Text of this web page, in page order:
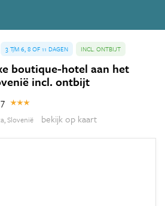
3 T/M 6, 8 OF 11 DAGEN INCL. ONTBIJT
boutique-hotel aan het
incl. ontbijt
Slovenië bekijk op kaart